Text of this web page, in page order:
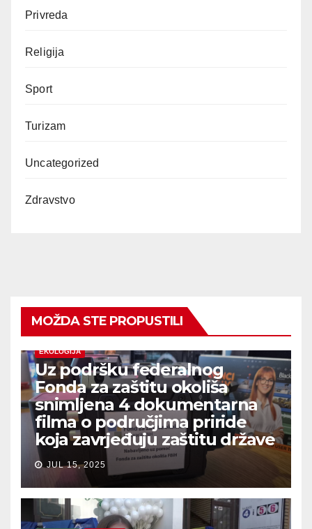
Privreda
Religija
Sport
Turizam
Uncategorized
Zdravstvo
MOŽDA STE PROPUSTILI
EKOLOGIJA
Uz podršku federalnog
Fonda za zaštitu okoliša
snimljena 4 dokumentarna
filma o područjima priride
koja zavrjeđuju zaštitu države
JUL 15, 2025